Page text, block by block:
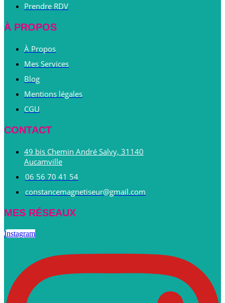
Prendre RDV
À PROPOS
À Propos
Mes Services
Blog
Mentions légales
CGU
CONTACT
49 bis Chemin André Salvy, 31140
Aucamville
06 56 70 41 54
constancemagnetiseur@gmail.com
MES RÉSEAUX
Instagram